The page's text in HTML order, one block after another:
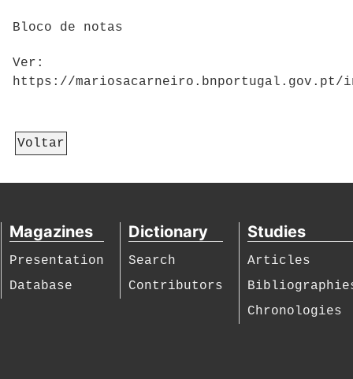
Bloco de notas
Ver:
https://mariosacarneiro.bnportugal.gov.pt/
Voltar
Magazines
Presentation
Database
Dictionary
Search
Contributors
Studies
Articles
Chronologies